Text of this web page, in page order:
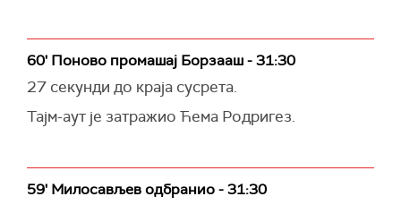
60' Поново промашај Борзааш - 31:30
27 секунди до краја сусрета.
Тајм-аут је затражио Ћема Родригез.
59' Милосављев одбранио - 31:30